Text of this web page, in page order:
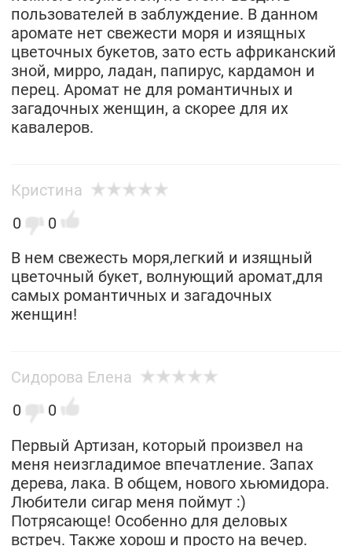
пользователей в заблуждение. В данном
аромате нет свежести моря и изящных
цветочных букетов, зато есть африканский
зной, мирро, ладан, папирус, кардамон и
перец. Аромат не для романтичных и
загадочных женщин, а скорее для их
кавалеров.
Кристина
0
0
В нем свежесть моря,легкий и изящный
цветочный букет, волнующий аромат,для
самых романтичных и загадочных
женщин!
Сидорова Елена
0
0
Первый Артизан, который произвел на
меня неизгладимое впечатление. Запах
дерева, лака. В общем, нового хьюмидора.
Любители сигар меня поймут :)
Потрясающе! Особенно для деловых
встреч. Также хорош и просто на вечер.